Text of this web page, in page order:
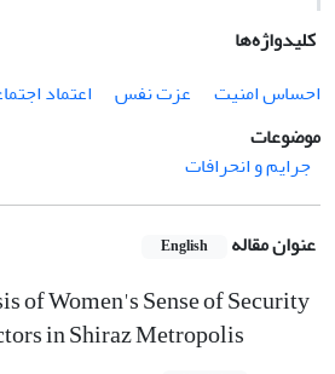
کلیدواژه‌ها
احساس امنیت
عزت نفس اعتماد
موضوعات
جرایم و انحرافات
عنوان مقاله English
of Women's Sense of Security
in Shiraz Metropolis